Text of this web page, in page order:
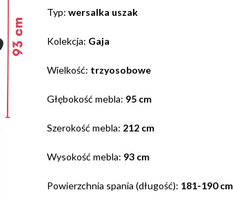
Typ: wersalka uszak
Kolekcja: Gaja
Wielkość: trzyosobowe
Głębokość mebla: 95 cm
Szerokość mebla: 212 cm
Wysokość mebla: 93 cm
Powierzchnia spania (długość): 181-190 cm